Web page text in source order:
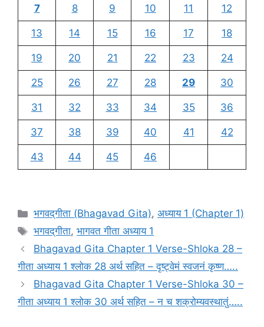
7 8 9 10 11 12
13 14 15 16 17 18
19 20 21 22 23 24
25 26 27 28 29 30
31 32 33 34 35 36
37 38 39 40 41 42
43 44 45 46
C
a
e
g
o
r
भगवद्‌गीता (Bhagavad Gita),अध्याय 1 (Chapter 1)
T
a
s
भगवद्‌गीता,भागवत गीता अध्याय 1
Bhagavad Gita Chapter 1 Verse-Shloka 28 –
गीता अध्याय 1 श्लोक 28 अर्थ सहित – दृष्ट्वेमं स्वजनं कृष्ण…..
Bhagavad Gita Chapter 1 Verse-Shloka 30 –
गीता अध्याय 1 श्लोक 30 अर्थ सहित – न च शक्रोम्यवस्थातुं…..